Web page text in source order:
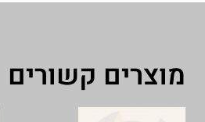
מוצרים קשורים